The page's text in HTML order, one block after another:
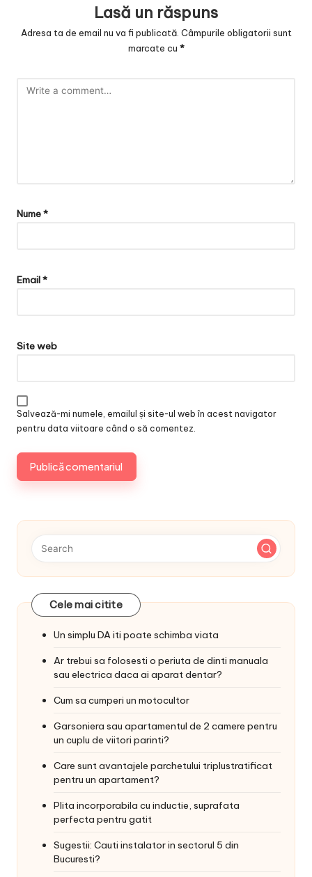
Lasă un răspuns
Adresa ta de email nu va fi publicată. Câmpurile obligatorii sunt
marcate cu *
Nume*
Email*
Site web
Salvează-mi numele, emailul și site-ul web în acest navigator
pentru data viitoare când o să comentez.
Cele mai citite
Un simplu DA iti poate schimba viata
Ar trebui sa folosesti o periuta de dinti manuala
sau electrica daca ai aparat dentar?
Cum sa cumperi un motocultor
Garsoniera sau apartamentul de 2 camere pentru
un cuplu de viitori parinti?
Care sunt avantajele parchetului triplustratificat
pentru un apartament?
Plita incorporabila cu inductie, suprafata
perfecta pentru gatit
Sugestii: Cauti instalator in sectorul 5 din
Bucuresti?